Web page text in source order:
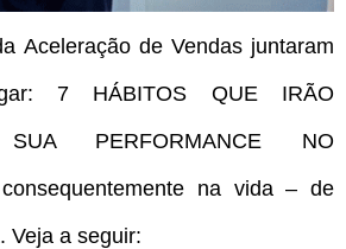
Aceleração de Vendas juntaram
7 HÁBITOS QUE IRÃO
SUA PERFORMANCE NO
na vida – de
Veja a seguir: